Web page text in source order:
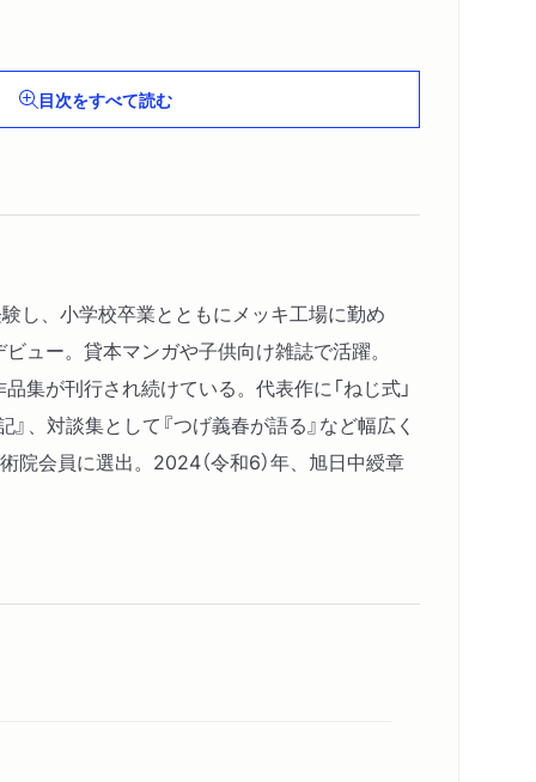
目次をすべて読む
し、小学校卒業とともにメッキ工場に勤め
ュー。貸本マンガや子供向け雑誌で活躍。
集が刊行され続けている。代表作に「ねじ式」
』、対談集として『つげ義春が語る』など幅広く
院会員に選出。2024（令和6）年、旭日中綬章